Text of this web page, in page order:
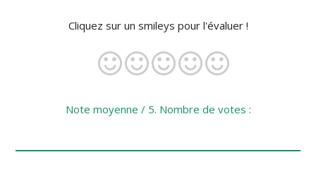
Cliquez sur un smileys pour l'évaluer !
Note moyenne / 5. Nombre de votes :